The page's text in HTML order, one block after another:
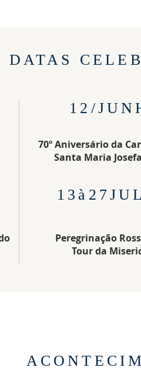
DATAS
12/
70º Aniversário da
Santa Maria
Peregrinação
Tour da